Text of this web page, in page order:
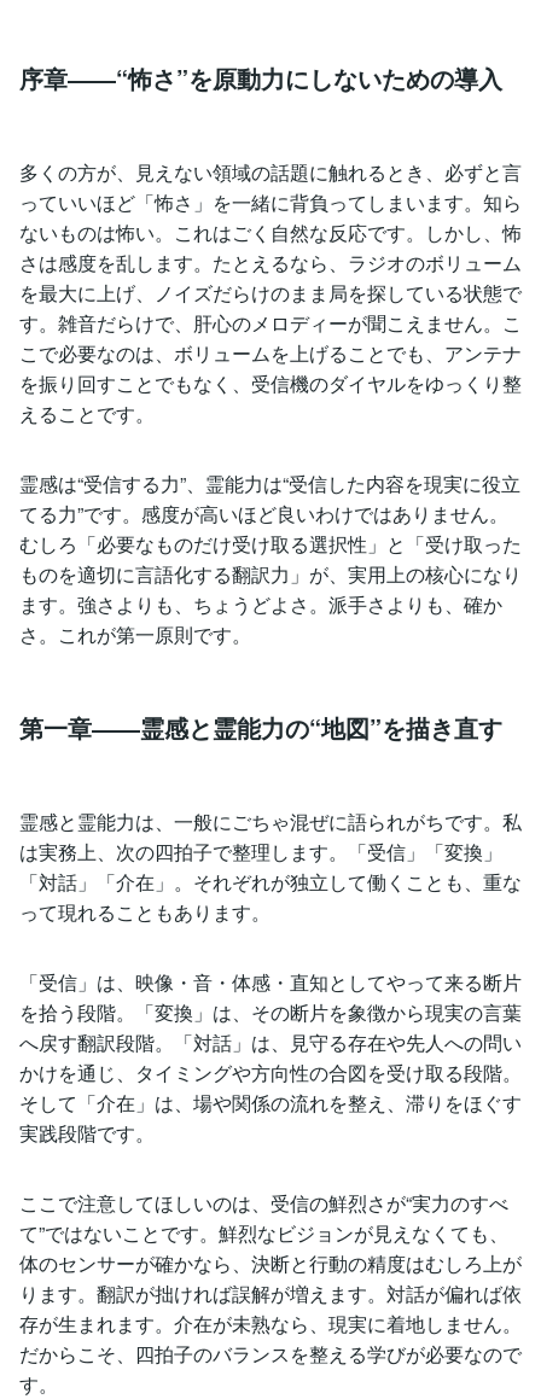
序章――“怖さ”を原動力にしないための導入
多くの方が、見えない領域の話題に触れるとき、必ずと言
っていいほど「怖さ」を一緒に背負ってしまいます。知ら
ないものは怖い。これはごく自然な反応です。しかし、怖
さは感度を乱します。たとえるなら、ラジオのボリューム
を最大に上げ、ノイズだらけのまま局を探している状態で
す。雑音だらけで、肝心のメロディーが聞こえません。こ
こで必要なのは、ボリュームを上げることでも、アンテナ
を振り回すことでもなく、受信機のダイヤルをゆっくり整
えることです。
霊感は“受信する力”、霊能力は“受信した内容を現実に役立
てる力”です。感度が高いほど良いわけではありません。
むしろ「必要なものだけ受け取る選択性」と「受け取った
ものを適切に言語化する翻訳力」が、実用上の核心になり
ます。強さよりも、ちょうどよさ。派手さよりも、確か
さ。これが第一原則です。
第一章――霊感と霊能力の“地図”を描き直す
霊感と霊能力は、一般にごちゃ混ぜに語られがちです。私
は実務上、次の四拍子で整理します。「受信」「変換」
「対話」「介在」。それぞれが独立して働くことも、重な
って現れることもあります。
「受信」は、映像・音・体感・直知としてやって来る断片
を拾う段階。「変換」は、その断片を象徴から現実の言葉
へ戻す翻訳段階。「対話」は、見守る存在や先人への問い
かけを通じ、タイミングや方向性の合図を受け取る段階。
そして「介在」は、場や関係の流れを整え、滞りをほぐす
実践段階です。
ここで注意してほしいのは、受信の鮮烈さが“実力のすべ
て”ではないことです。鮮烈なビジョンが見えなくても、
体のセンサーが確かなら、決断と行動の精度はむしろ上が
ります。翻訳が拙ければ誤解が増えます。対話が偏れば依
存が生まれます。介在が未熟なら、現実に着地しません。
だからこそ、四拍子のバランスを整える学びが必要なので
す。